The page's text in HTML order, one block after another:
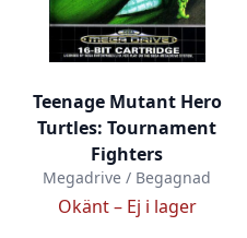
Teenage Mutant Hero
Turtles: Tournament
Fighters
Megadrive / Begagnad
Okänt – Ej i lager